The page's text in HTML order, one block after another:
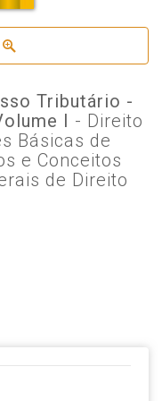
Tributário -
I - Direito
Básicas de
e Conceitos
de Direito